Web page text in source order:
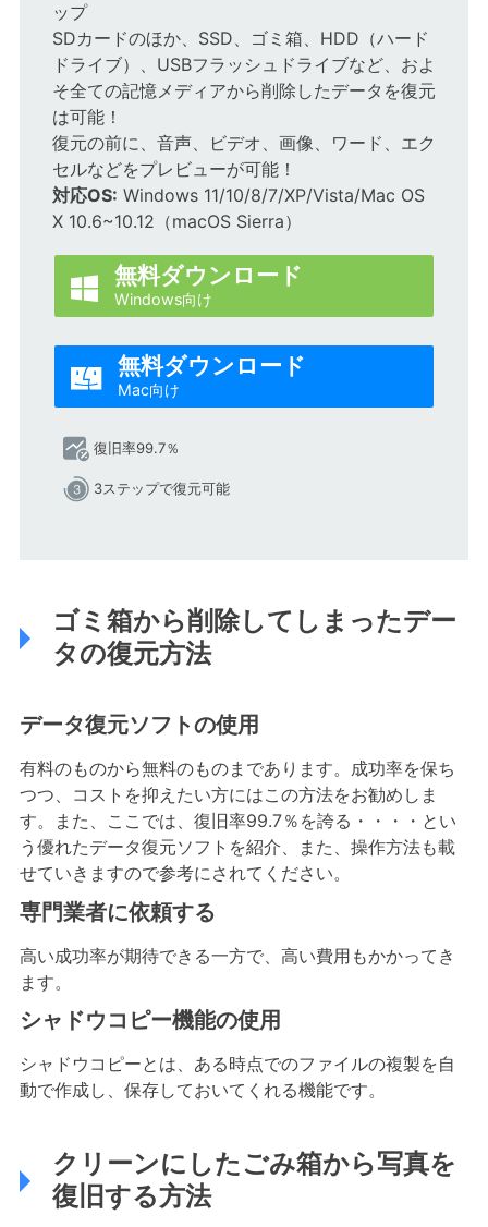
ップ
SDカードのほか、SSD、ゴミ箱、HDD（ハード
ドライブ）、USBフラッシュドライブなど、およ
そ全ての記憶メディアから削除したデータを復元
は可能！
復元の前に、音声、ビデオ、画像、ワード、エク
セルなどをプレビューが可能！
対応OS: Windows 11/10/8/7/XP/Vista/Mac OS
X 10.6~10.12（macOS Sierra）
 無料ダウンロード
Windows向け
 無料ダウンロード
Mac向け
復旧率99.7％
3ステップで復元可能
ゴミ箱から削除してしまったデー
タの復元方法
データ復元ソフトの使用
有料のものから無料のものまであります。成功率を保ち
つつ、コストを抑えたい方にはこの方法をお勧めしま
す。また、ここでは、復旧率99.7％を誇る・・・・とい
う優れたデータ復元ソフトを紹介、また、操作方法も載
せていきますので参考にされてください。
専門業者に依頼する
高い成功率が期待できる一方で、高い費用もかかってき
ます。
シャドウコピー機能の使用
シャドウコピーとは、ある時点でのファイルの複製を自
動で作成し、保存しておいてくれる機能です。
クリーンにしたごみ箱から写真を
復旧する方法